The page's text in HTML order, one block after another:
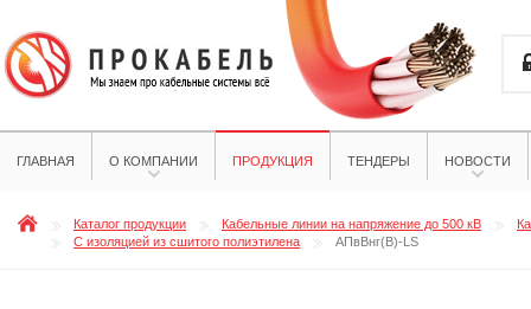
ГЛАВНАЯ О КОМПАНИИ ПРОДУКЦИЯ ТЕНДЕРЫ НОВОСТИ
Каталог продукции Кабельные линии на напряжение до 500 кВ
С изоляцией из сшитого полиэтилена
АПвВнг(В)-LS